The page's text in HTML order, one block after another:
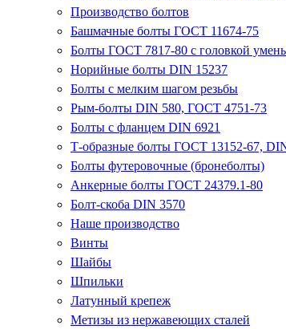
Производство болтов
Башмачные болты ГОСТ 11674-75
Болты ГОСТ 7817-80 с головкой
Норийные болты DIN 15237
Болты с мелким шагом резьбы
Рым-болты DIN 580, ГОСТ 4751-73
Болты с фланцем DIN 6921
Т-образные болты ГОСТ 13152-67,
Болты футеровочные (бронеболты)
Анкерные болты ГОСТ 24379.1-80
Болт-скоба DIN 3570
Наше производство
Винты
Шайбы
Шпильки
Латунный крепеж
Метизы из нержавеющих сталей